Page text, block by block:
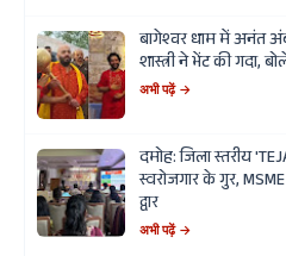
बागेश्वर धाम में अनंत
शास्त्री ने भेंट की
अभी पढ़ें →
दमोह: जिला स्तरीय
स्वरोजगार के गुर,
द्वार
अभी पढ़ें →